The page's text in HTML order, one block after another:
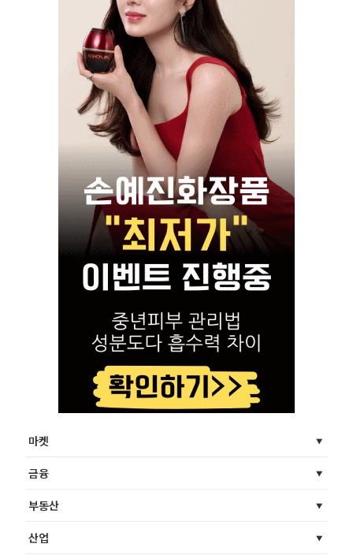
마켓
금융
부동산
산업